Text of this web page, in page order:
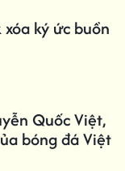
xóa ký ức buồn
Quốc Việt,
bóng đá Việt